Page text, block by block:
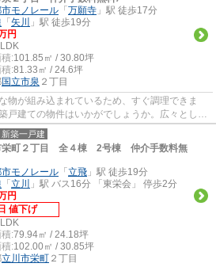
モノレール 「 万願寺 」駅 徒歩17分
「 矢川
」駅 徒歩19分
円
:101.85㎡ / 30.80坪
:81.33㎡ / 24.6坪
国立市泉 ２丁目
物が組み込まれているため、すぐ調理できま
戸建ての物件はいかがでしょうか。広々とした
、日々の生活にゆと...
築一戸建
栄町２丁目 全４棟 2号棟 仲介手数料無
モノレール 「 立飛 」駅 徒歩19分
「 立川
」駅 バス16分 「東栄会」 停歩2分
円
値下げ
:79.94㎡ / 24.18坪
:102.00㎡ / 30.85坪
立川市栄町 ２丁目